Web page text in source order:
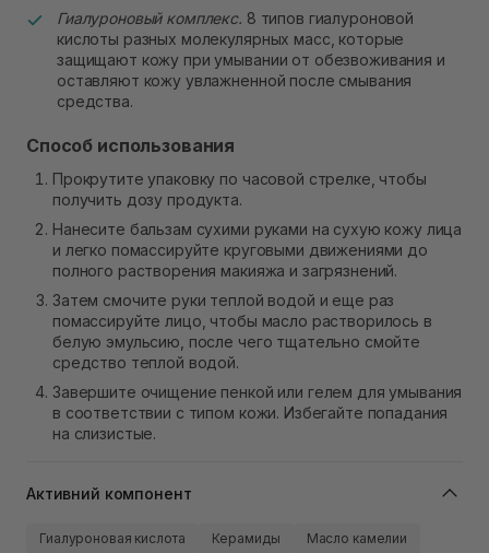
Гиалуроновый комплекс. 8 типов гиалуроновой
кислоты разных молекулярных масс, которые
защищают кожу при умывании от обезвоживания и
оставляют кожу увлажненной после смывания
средства.
Способ использования
Прокрутите упаковку по часовой стрелке, чтобы
получить дозу продукта.
Нанесите бальзам сухими руками на сухую кожу лица
и легко помассируйте круговыми движениями до
полного растворения макияжа и загрязнений.
Затем смочите руки теплой водой и еще раз
помассируйте лицо, чтобы масло растворилось в
белую эмульсию, после чего тщательно смойте
средство теплой водой.
Завершите очищение пенкой или гелем для умывания
в соответствии с типом кожи. Избегайте попадания
на слизистые.
Активний компонент
Гиалуроновая кислота Керамиды
Масло камелии